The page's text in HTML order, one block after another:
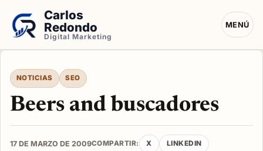
Carlos
Redondo
Digital Marketing
MENÚ
NOTICIAS SEO
Beers and buscadores
17 DE MARZO DE 2009COMPARTIR: X LINKEDIN